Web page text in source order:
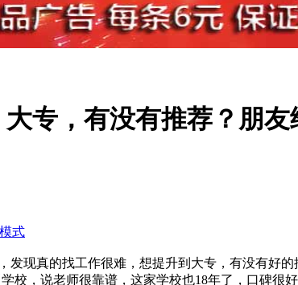
专，有没有推荐？朋
式
现真的找工作很难，想提升到大专，有没有好的
校，说老师很靠谱，这家学校也18年了，口碑很好